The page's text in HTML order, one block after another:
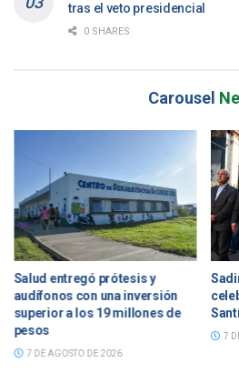
tras el veto presidencial
0 SHARES
Carousel
Sadir acompañó la procesión y
celebración en honor al
Santísimo Salvador
7 DE AGOSTO DE 2026